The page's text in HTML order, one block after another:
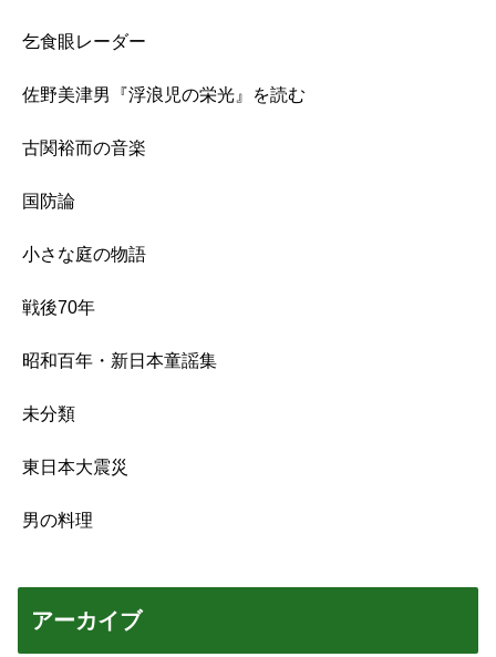
乞食眼レーダー
佐野美津男『浮浪児の栄光』を読む
古関裕而の音楽
国防論
小さな庭の物語
戦後70年
昭和百年・新日本童謡集
未分類
東日本大震災
男の料理
アーカイブ